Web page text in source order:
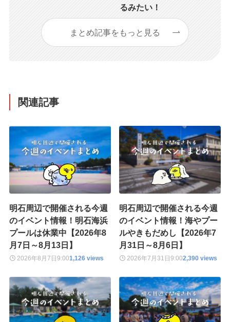
るみたい！
まとめ記事をもっと見る
関連記事
明石周辺で開催される今週
のイベント情報！明石海浜
プールは休業中【2026年8
月7日～8月13日】
2026年8月7日 9:001,126 views
明石周辺で開催される今週
のイベント情報！海やプー
ルやきもだめし【2026年7
月31日～8月6日】
2026年7月31日9:002,390 views